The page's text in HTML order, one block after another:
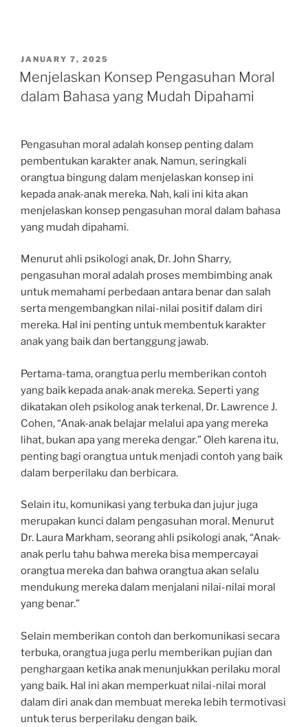
POSTED
ON
JANUARY 7, 2025
Menjelaskan Konsep Pengasuhan Moral
dalam Bahasa yang Mudah Dipahami
Pengasuhan moral adalah konsep penting dalam
pembentukan karakter anak. Namun, seringkali
orangtua bingung dalam menjelaskan konsep ini
kepada anak-anak mereka. Nah, kali ini kita akan
menjelaskan konsep pengasuhan moral dalam bahasa
yang mudah dipahami.
Menurut ahli psikologi anak, Dr. John Sharry,
pengasuhan moral adalah proses membimbing anak
untuk memahami perbedaan antara benar dan salah
serta mengembangkan nilai-nilai positif dalam diri
mereka. Hal ini penting untuk membentuk karakter
anak yang baik dan bertanggung jawab.
Pertama-tama, orangtua perlu memberikan contoh
yang baik kepada anak-anak mereka. Seperti yang
dikatakan oleh psikolog anak terkenal, Dr. Lawrence J.
Cohen, “Anak-anak belajar melalui apa yang mereka
lihat, bukan apa yang mereka dengar.” Oleh karena itu,
penting bagi orangtua untuk menjadi contoh yang baik
dalam berperilaku dan berbicara.
Selain itu, komunikasi yang terbuka dan jujur juga
merupakan kunci dalam pengasuhan moral. Menurut
Dr. Laura Markham, seorang ahli psikologi anak, “Anak-
anak perlu tahu bahwa mereka bisa mempercayai
orangtua mereka dan bahwa orangtua akan selalu
mendukung mereka dalam menjalani nilai-nilai moral
yang benar.”
Selain memberikan contoh dan berkomunikasi secara
terbuka, orangtua juga perlu memberikan pujian dan
penghargaan ketika anak menunjukkan perilaku moral
yang baik. Hal ini akan memperkuat nilai-nilai moral
dalam diri anak dan membuat mereka lebih termotivasi
untuk terus berperilaku dengan baik.